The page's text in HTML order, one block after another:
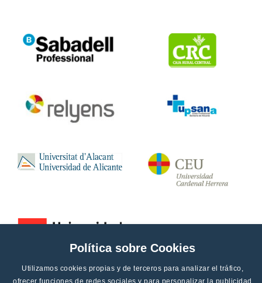
Política sobre Cookies
Utilizamos cookies propias y de terceros para analizar el tráfico,
ofrecer funciones de redes sociales y para personalizar la publicidad